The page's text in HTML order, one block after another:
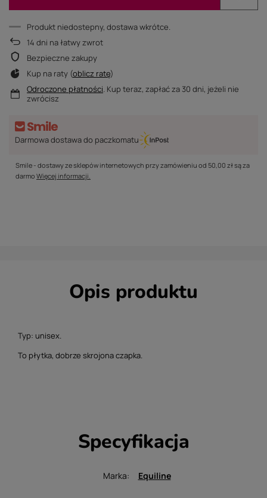
Produkt niedostepny, dostawa wkrótce
14 dni na łatwy zwrot
Bezpieczne zakupy
Kup na raty (oblicz ratę)
Odroczone płatności . Kup teraz, zapłać za 30 dni, jeżeli nie
zwrócisz
Darmowa dostawa do paczkomatu
Smile - dostawy ze sklepów internetowych przy zamówieniu od 50,00 złsą za
darmo Więcej informacji.
Opis produktu
Typ: unisex.
To płytka, dobrze skrojona czapka.
Specyfikacja
Marka Equiline